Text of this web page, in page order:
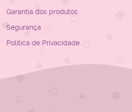
Garantia dos produtos
Segurança
Política de Privacidade